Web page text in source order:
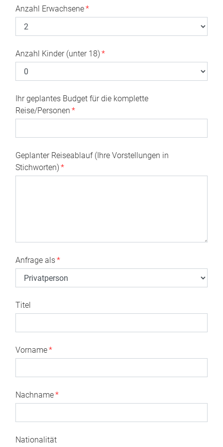
Anzahl Erwachsene*
Anzahl Kinder (unter 18) *
Ihr geplantes Budget für die komplette
Reise/Personen *
Geplanter Reiseablauf (Ihre Vorstellungen in
Stichworten) *
Anfrage als*
Titel
Vorname*
Nachname*
Nationalität